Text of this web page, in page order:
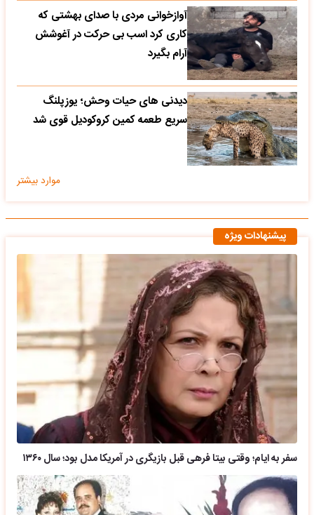
آوازخوانی مردی با صدای بهشتی که
کاری کرد اسب بی حرکت در آغوشش
آرام بگیرد
دیدنی های حیات وحش؛ یوزپلنگ
سریع طعمه کمین کروکودیل قوی شد
موارد بیشتر
پیشنهادات ویژه
سفر به ایام؛ وقتی بیتا فرهی قبل بازیگری در آمریکا مدل بود؛ سال ۱۳۶۰